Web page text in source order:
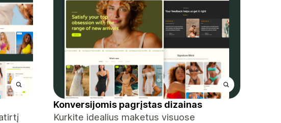
Konversijomis pagrįstas dizainas
Kurkite idealius maketus visuose